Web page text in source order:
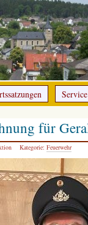
Service
für
Kategorie: Feuerwehr